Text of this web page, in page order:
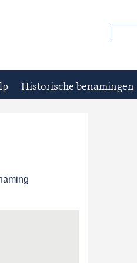
Historische benamingen